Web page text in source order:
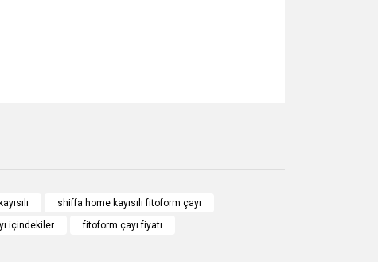
shiffa home kayısılı fitoform çayı
içindekiler fitoform çayı fiyatı